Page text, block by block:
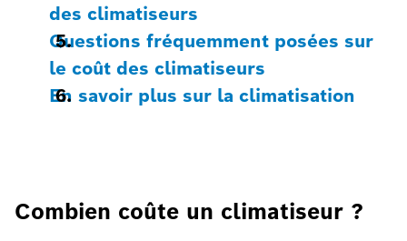
des climatiseurs
Questions fréquemment posées sur
le coût des climatiseurs
En savoir plus sur la climatisation
Combien coûte un climatiseur ?